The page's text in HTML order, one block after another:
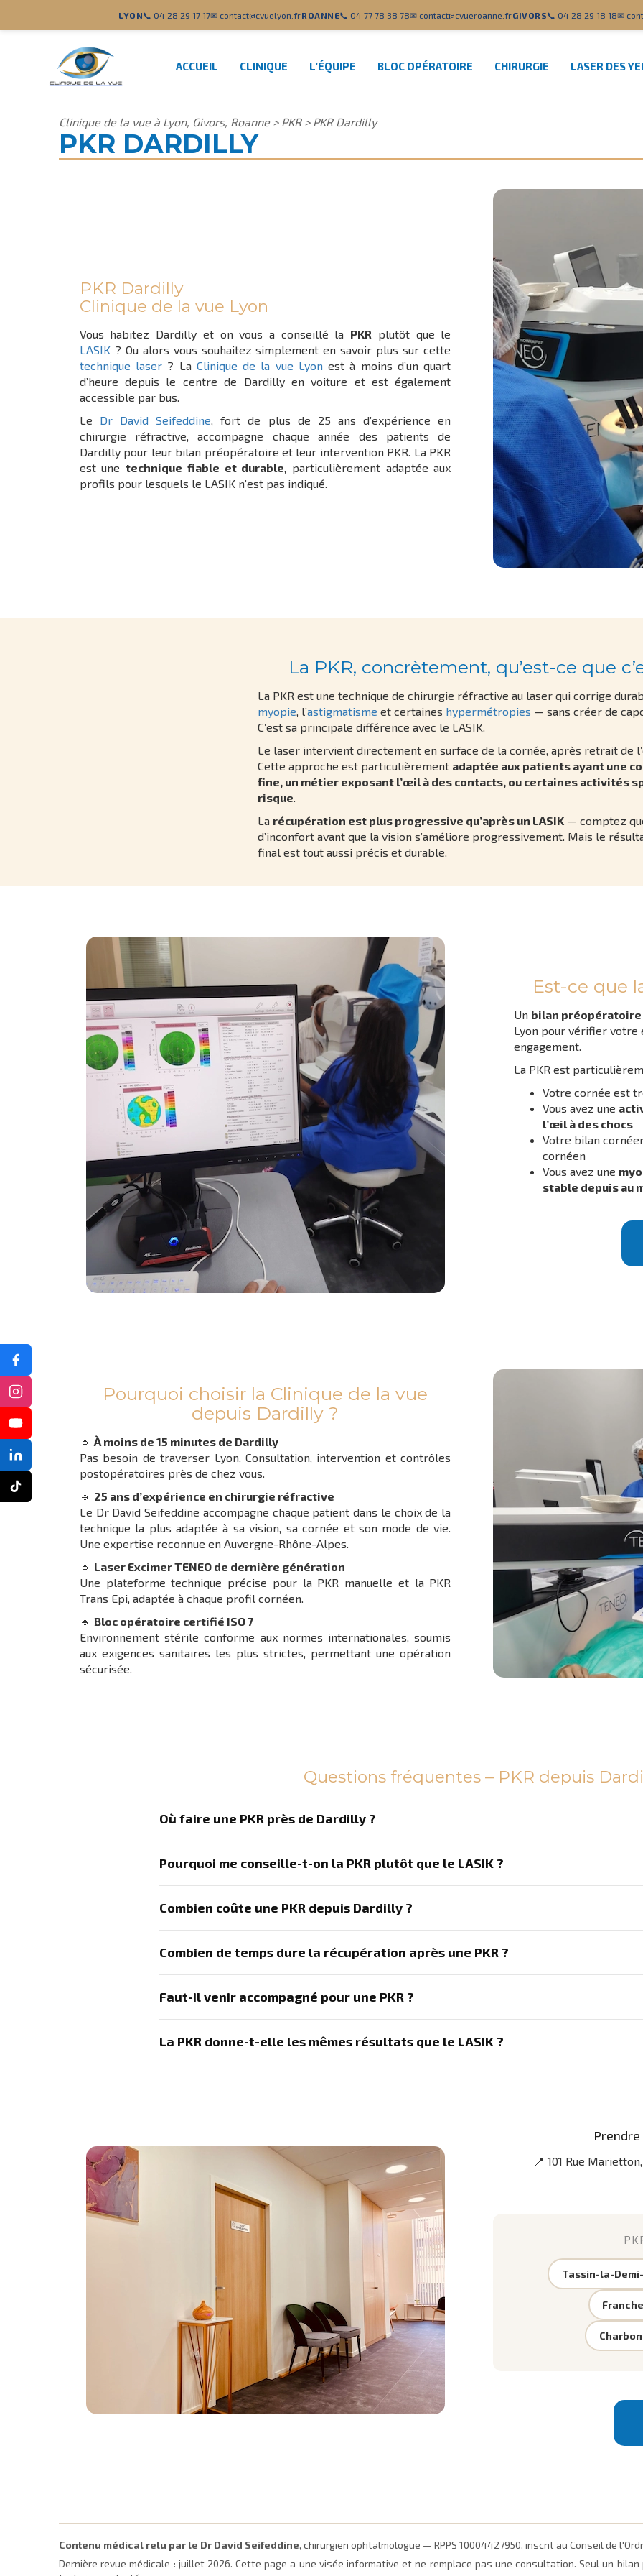
LYON📞 04 28 29 17 17✉ contact@cvuelyon.frROANNE📞 04 77 78 38 78✉ contact@cvueroanne.frGIVORS📞 04 28 29 18 18✉
ACCUEIL CLINIQUE L’ÉQUIPE BLOC OPÉRATOIRE CHIRURGIE LASER DES
Clinique de la vue à Lyon, Givors, Roanne> PKR> PKR Dardilly
PKR DARDILLY
PKR Dardilly
Clinique de la vue Lyon
Vous habitez Dardilly et on vous a conseillé la PKR plutôt que le
LASIK? Ou alors vous souhaitez simplement en savoir plus sur cette
technique laser ? La Clinique de la vue Lyon est à moins d’un quart
d’heure depuis le centre de Dardilly en voiture et est également
accessible par bus.
Le Dr David Seifeddine, fort de plus de 25 ans d’expérience en
chirurgie réfractive, accompagne chaque année des patients de
Dardilly pour leur bilan préopératoire et leur intervention PKR. La PKR
est unetechnique fiable et durable, particulièrement adaptée aux
profils pour lesquels le LASIK n’est pas indiqué.
La PKR, concrètement, qu’est-ce que
La PKR est une technique de chirurgie réfractive au laser qui corrige
myopie, l’astigmatisme et certaines hypermétropies — sans créer de
C’est sa principale différence avec le LASIK.
Le laser intervient directement en surface de la cornée, après retrait de
Cette approche est particulièrement adaptée aux patients ayant une
fine, un métier exposant l’œil à des contacts, ou certaines activités
risque.
La récupération est plus progressive qu’après un LASIK— comptez
d’inconfort avant que la vision s’améliore progressivement. Mais le
final est tout aussi précis et durable.
Est-ce que
Un bilan
Lyon pour vérifier votre
engagement.
La PKR est
Votre cornée est
Vous avez une
l’œil à des chocs
Votre bilan
cornéen
Vous avez une
stable depuis au
Pourquoi choisir la Clinique de la vue
depuis Dardilly ?
🔹 À moins de 15 minutes de Dardilly
Pas besoin de traverser Lyon. Consultation, intervention et contrôles
postopératoires près de chez vous.
🔹 25 ans d’expérience en chirurgie réfractive
Le Dr David Seifeddine accompagne chaque patient dans le choix de la
technique la plus adaptée à sa vision, sa cornée et son mode de vie.
Une expertise reconnue en Auvergne-Rhône-Alpes.
🔹 Laser Excimer TENEO de dernière génération
Une plateforme technique précise pour la PKR manuelle et la PKR
Trans Epi, adaptée à chaque profil cornéen.
🔹 Bloc opératoire certifié ISO 7
Environnement stérile conforme aux normes internationales, soumis
aux exigences sanitaires les plus strictes, permettant une opération
sécurisée.
Questions fréquentes – PKR depuis
Où faire une PKR près de Dardilly ?
Pourquoi me conseille-t-on la PKR plutôt que le LASIK ?
Combien coûte une PKR depuis Dardilly ?
Combien de temps dure la récupération après une PKR ?
Faut-il venir accompagné pour une PKR ?
La PKR donne-t-elle les mêmes résultats que le LASIK ?
📍 101 Rue
Tassin-la-
Contenu médical relu par le Dr David Seifeddine, chirurgien ophtalmologue — RPPS 10004427950, inscrit au Conseil de
Dernière revue médicale : juillet 2026. Cette page a une visée informative et ne remplace pas une consultation. Seul un